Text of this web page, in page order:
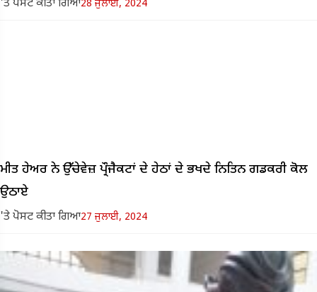
'ਤੇ ਪੋਸਟ ਕੀਤਾ ਗਿਆ28 ਜੁਲਾਈ, 2024
ਮੀਤ ਹੇਅਰ ਨੇ ਉੱਚੇਵੇਜ਼ ਪ੍ਰੌਜੈਕਟਾਂ ਦੇ ਹੇਠਾਂ ਦੇ ਭਖਦੇ ਨਿਤਿਨ ਗਡਕਰੀ ਕੋਲ
ਉਠਾਏ
'ਤੇ ਪੋਸਟ ਕੀਤਾ ਗਿਆ27 ਜੁਲਾਈ, 2024